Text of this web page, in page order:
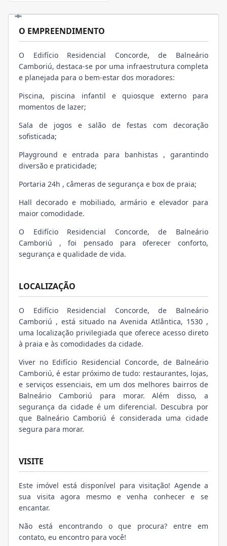
O EMPREENDIMENTO
O Edifício Residencial Concorde, de Balneário
Camboriú, destaca-se por uma infraestrutura completa
e planejada para o bem-estar dos moradores:
Piscina, piscina infantil e quiosque externo para
momentos de lazer;
Sala de jogos e salão de festas com decoração
sofisticada;
Playground e entrada para banhistas , garantindo
diversão e praticidade;
Portaria 24h , câmeras de segurança e box de praia;
Hall decorado e mobiliado, armário e elevador para
maior comodidade.
O Edifício Residencial Concorde, de Balneário
Camboriú , foi pensado para oferecer conforto,
segurança e qualidade de vida.
LOCALIZAÇÃO
O Edifício Residencial Concorde, de Balneário
Camboriú , está situado na Avenida Atlântica, 1530 ,
uma localização privilegiada que oferece acesso direto
à praia e às comodidades da cidade.
Viver no Edifício Residencial Concorde, de Balneário
Camboriú, é estar próximo de tudo: restaurantes, lojas,
e serviços essenciais, em um dos melhores bairros de
Balneário Camboriú para morar. Além disso, a
segurança da cidade é um diferencial. Descubra por
que Balneário Camboriú é considerada uma cidade
segura para morar.
VISITE
Este imóvel está disponível para visitação! Agende a
sua visita agora mesmo e venha conhecer e se
encantar.
Não está encontrando o que procura? entre em
contato, eu encontro para você!